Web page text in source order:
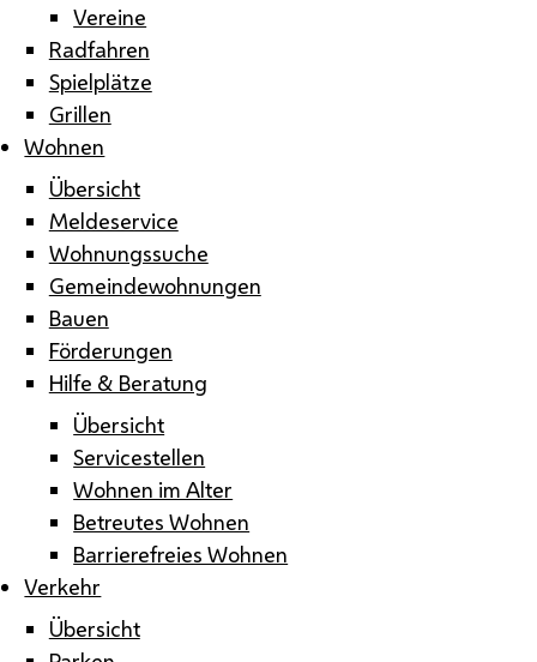
Vereine
Radfahren
Spielplätze
Grillen
Wohnen
Übersicht
Meldeservice
Wohnungssuche
Gemeindewohnungen
Bauen
Förderungen
Hilfe & Beratung
Übersicht
Servicestellen
Wohnen im Alter
Betreutes Wohnen
Barrierefreies Wohnen
Verkehr
Übersicht